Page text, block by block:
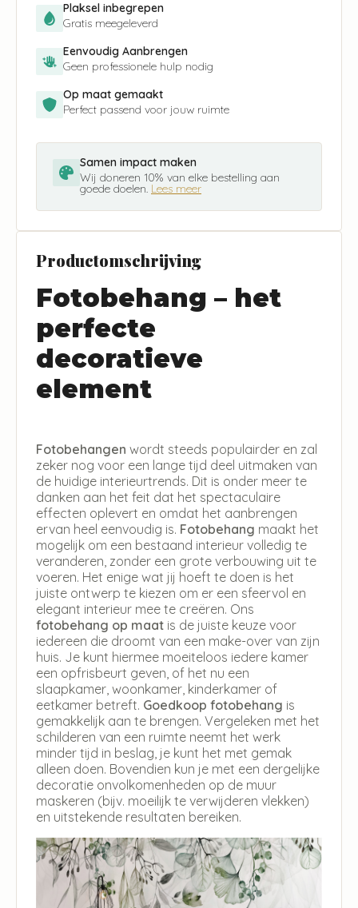
Plaksel inbegrepen
Gratis meegeleverd
Eenvoudig Aanbrengen
Geen professionele hulp nodig
Op maat gemaakt
Perfect passend voor jouw ruimte
Samen impact maken
Wij doneren 10% van elke bestelling aan
goede doelen. Lees meer
Productomschrijving
Fotobehang – het
perfecte
decoratieve
element
Fotobehangen wordt steeds populairder en zal
zeker nog voor een lange tijd deel uitmaken van
de huidige interieurtrends. Dit is onder meer te
danken aan het feit dat het spectaculaire
effecten oplevert en omdat het aanbrengen
ervan heel eenvoudig is. Fotobehang maakt het
mogelijk om een bestaand interieur volledig te
veranderen, zonder een grote verbouwing uit te
voeren. Het enige wat jij hoeft te doen is het
juiste ontwerp te kiezen om er een sfeervol en
elegant interieur mee te creëren. Ons
fotobehang op maat is de juiste keuze voor
iedereen die droomt van een make-over van zijn
huis. Je kunt hiermee moeiteloos iedere kamer
een opfrisbeurt geven, of het nu een
slaapkamer, woonkamer, kinderkamer of
eetkamer betreft. Goedkoop fotobehang is
gemakkelijk aan te brengen. Vergeleken met het
schilderen van een ruimte neemt het werk
minder tijd in beslag, je kunt het met gemak
alleen doen. Bovendien kun je met een dergelijke
decoratie onvolkomenheden op de muur
maskeren (bijv. moeilijk te verwijderen vlekken)
en uitstekende resultaten bereiken.